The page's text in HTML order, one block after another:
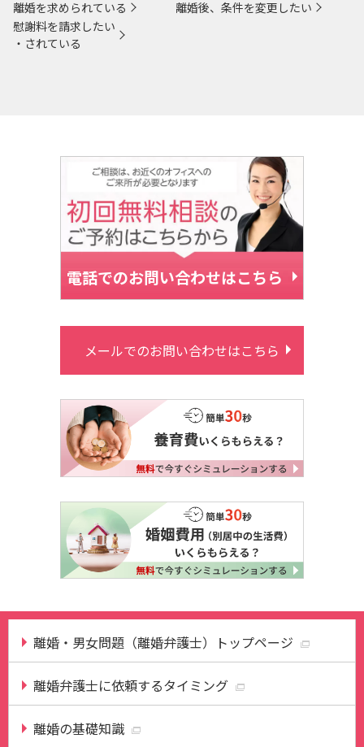
離婚を求められている
離婚後、条件を変更したい
慰謝料を請求したい
・されている
電話でのお問い合わせはこちら
メールでのお問い合わせはこちら
離婚・男女問題（離婚弁護士）トップページ
離婚弁護士に依頼するタイミング
離婚の基礎知識